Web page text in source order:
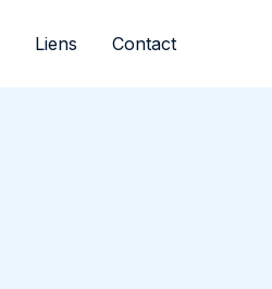
Liens Contact